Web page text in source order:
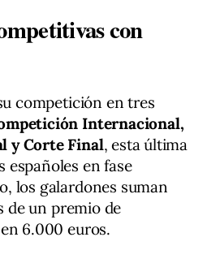
con
competición en tres
Internacional,
y Corte Final, esta última
españoles en fase
los galardones suman
de un premio de
6.000 euros.